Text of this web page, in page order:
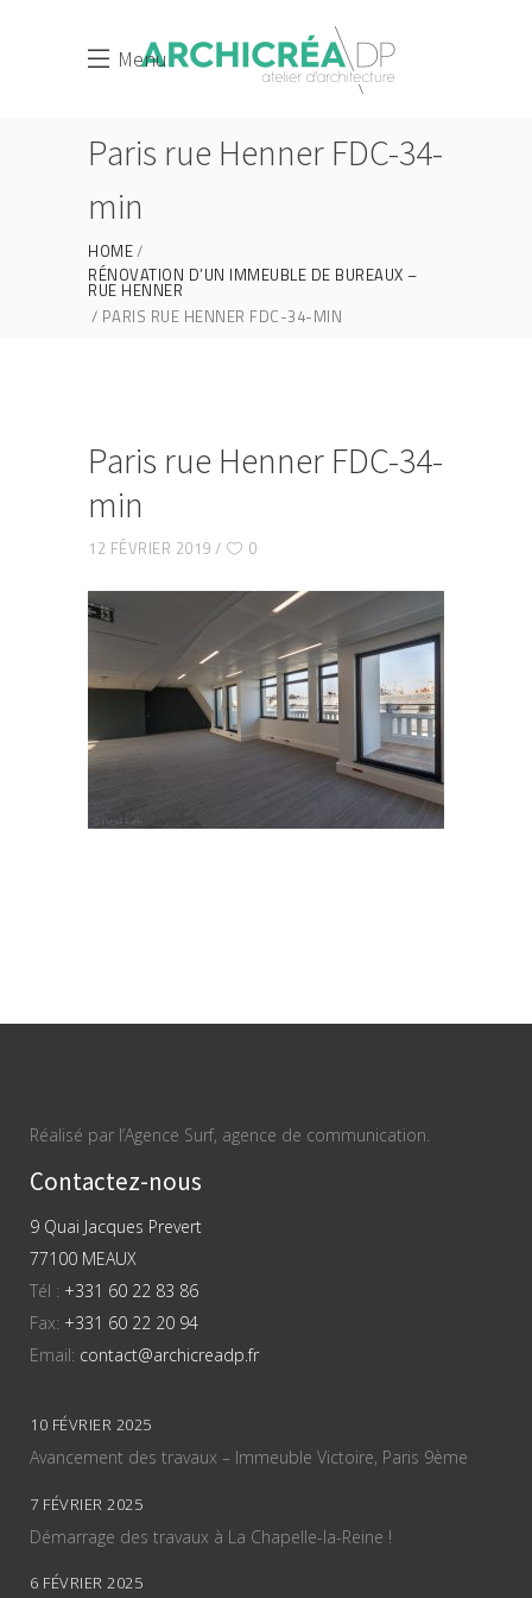
Menu
Paris rue Henner FDC-34-
min
HOME
RÉNOVATION D’UN IMMEUBLE DE BUREAUX –
RUE HENNER
PARIS RUE HENNER FDC-34-MIN
Paris rue Henner FDC-34-
min
12 FÉVRIER 2019 0
Réalisé par l’Agence Surf, agence de communication.
Contactez-nous
9 Quai Jacques Prevert
77100 MEAUX
Tél : +331 60 22 83 86
Fax: +331 60 22 20 94
Email: contact@archicreadp.fr
10 FÉVRIER 2025
Avancement des travaux – Immeuble Victoire, Paris 9ème
7 FÉVRIER 2025
Démarrage des travaux à La Chapelle-la-Reine !
6 FÉVRIER 2025